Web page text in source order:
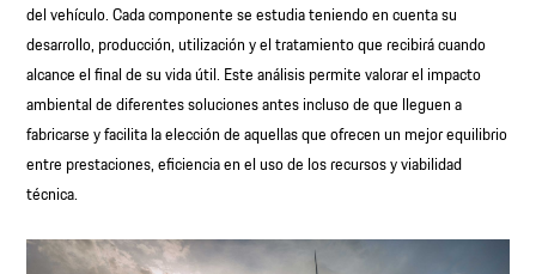
del vehículo. Cada componente se estudia teniendo en cuenta su
desarrollo, producción, utilización y el tratamiento que recibirá cuando
alcance el final de su vida útil. Este análisis permite valorar el impacto
ambiental de diferentes soluciones antes incluso de que lleguen a
fabricarse y facilita la elección de aquellas que ofrecen un mejor equilibrio
entre prestaciones, eficiencia en el uso de los recursos y viabilidad
técnica.